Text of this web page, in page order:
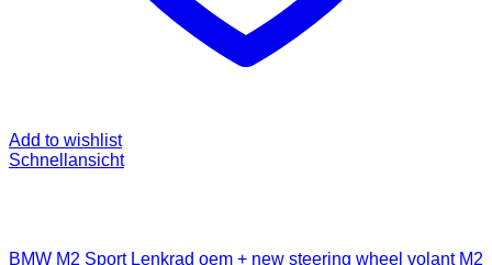
Add to wishlist
Schnellansicht
BMW M2 Sport Lenkrad oem + new steering wheel volant M2